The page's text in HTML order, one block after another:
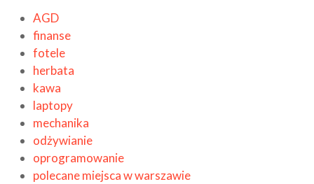
AGD
finanse
fotele
herbata
kawa
laptopy
mechanika
odżywianie
oprogramowanie
polecane miejsca w warszawie